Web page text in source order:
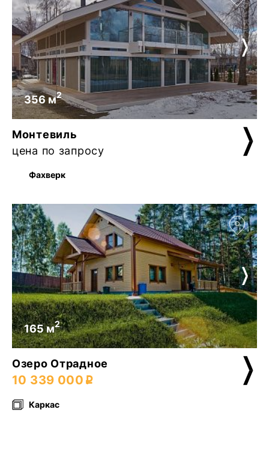
356 м2
Монтевиль
цена по запросу
Фахверк
165 м2
Озеро Отрадное
10 339 000
Каркас